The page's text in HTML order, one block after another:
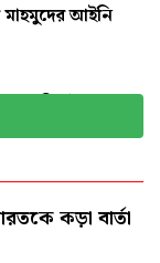
আইনি
নির্দেশ
তারিখ ঘোষণা
কড়া বার্তা